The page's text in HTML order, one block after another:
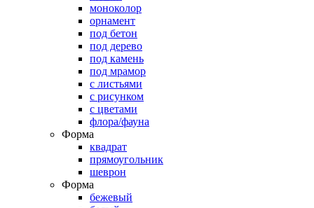
моноколор
орнамент
под бетон
под дерево
под камень
под мрамор
с листьями
с рисунком
с цветами
флора/фауна
Форма
квадрат
прямоугольник
шеврон
Форма
бежевый